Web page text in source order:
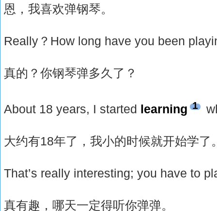
恩，我喜欢弹钢琴。
Really？How long have you been
真的？你钢琴弹多久了？
About 18 years, I started learning 1
大约有18年了，我小的时候就开始学了
That’s really interesting; you have to
真有趣，哪天一定得听你弹弹。